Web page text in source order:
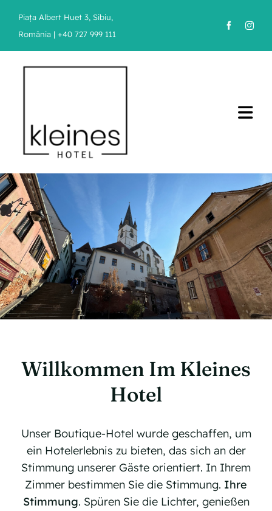
content
Piața Albert Huet 3, Sibiu,
România | +40 727 999 111
Startseite
Zimmer
Spezielles
Anreise
Unsere Standorte
Kontakt
Willkommen Im Kleines
Hotel
Unser Boutique-Hotel wurde geschaffen, um
ein Hotelerlebnis zu bieten, das sich an der
Stimmung unserer Gäste orientiert. In Ihrem
Zimmer bestimmen Sie die Stimmung. Ihre
Stimmung. Spüren Sie die Lichter, genießen